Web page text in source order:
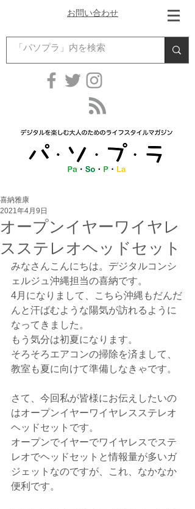
お問い合わせ
オープンイヤーワイヤレ
スステレオヘッドセット
喜納雅康
2021年4月9日
みなさんこんにちは。デジタルコンシ
ェルジュ沖縄担当の喜納です。
4月になりまして、こちら沖縄もだんだ
んと汗ばむような陽気が訪れるように
なってきました。
もう気分は初夏になります。
そろそろエアコンの掃除を済まして、
教室も夏に向けて準備しなきゃです。
さて、今回私が皆様にお伝えしたいの
はオープンイヤーワイヤレスステレオ
ヘッドセットです。
オープンでイヤーでワイヤレスでステ
レオでヘッドセットと情報量が多いガ
ジェットなのですが、これ、なかなか
便利です。